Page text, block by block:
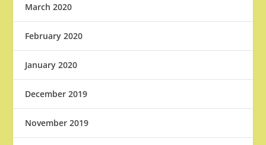
March 2020
February 2020
January 2020
December 2019
November 2019